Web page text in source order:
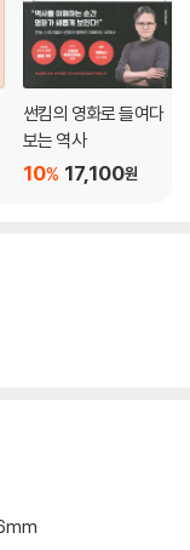
썬킴의 영화로 들여다
보는 역사
17,100원
10%